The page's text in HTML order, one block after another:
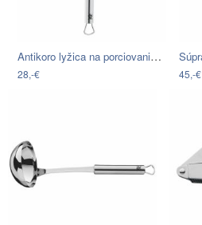
Antikoro lyžica na porciovanie zmrzliny…
28,-€ 45,-€